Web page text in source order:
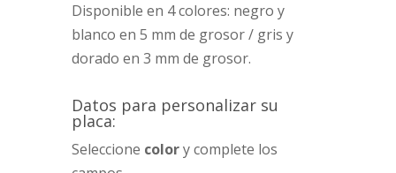
Disponible en 4 colores: negro y
blanco en 5 mm de grosor / gris y
dorado en 3 mm de grosor.
Datos para personalizar su
placa:
Seleccione colory complete los